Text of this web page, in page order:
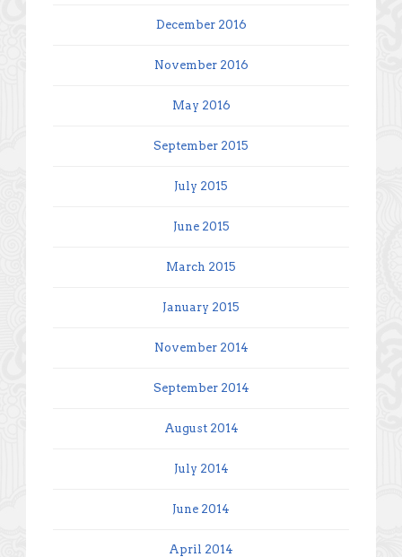
December 2016
November 2016
May 2016
September 2015
July 2015
June 2015
March 2015
January 2015
November 2014
September 2014
August 2014
July 2014
June 2014
April 2014